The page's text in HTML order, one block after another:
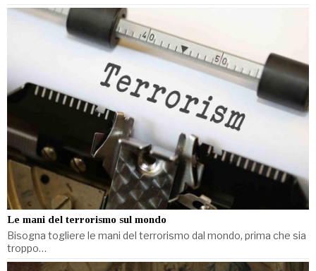
Le mani del terrorismo sul mondo
Bisogna togliere le mani del terrorismo dal mondo, prima che sia
troppo…